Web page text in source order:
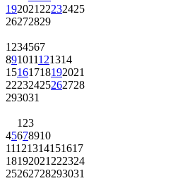
192021 22232425
26272829
1 234567
891011121314
15161718192021
22232425262728
293031
1 23
45678910
11121314151617
18192021 222324
25262728293031